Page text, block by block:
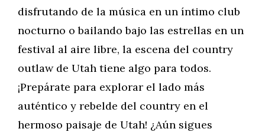
disfrutando de la música en un íntimo club
nocturno o bailando bajo las estrellas en un
festival al aire libre, la escena del country
outlaw de Utah tiene algo para todos.
¡Prepárate para explorar el lado más
auténtico y rebelde del country en el
hermoso paisaje de Utah! ¿Aún sigues